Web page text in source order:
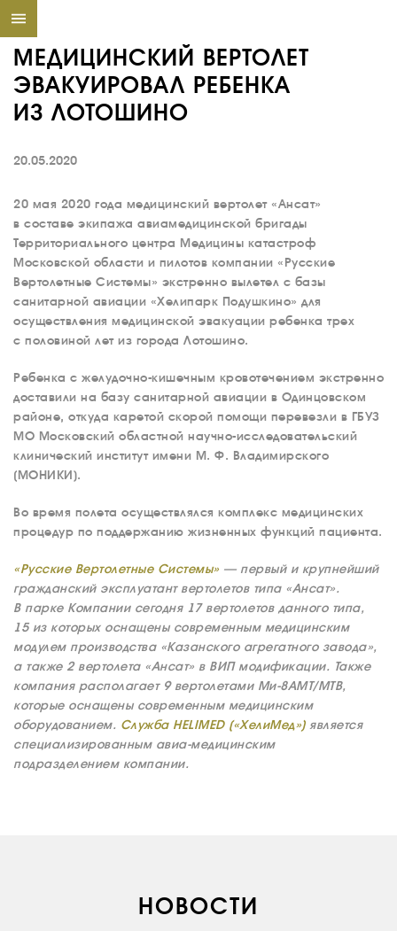
МЕДИЦИНСКИЙ ВЕРТОЛЕТ
ЭВАКУИРОВАЛ РЕБЕНКА
ИЗ ЛОТОШИНО
20.05.2020
20 мая 2020 года медицинский вертолет «Ансат»
в составе экипажа авиамедицинской бригады
Территориального центра Медицины катастроф
Московской области и пилотов компании «Русские
Вертолетные Системы» экстренно вылетел с базы
санитарной авиации «Хелипарк Подушкино» для
осуществления медицинской эвакуации ребенка трех
с половиной лет из города Лотошино.
Ребенка с желудочно-кишечным кровотечением экстренно
доставили на базу санитарной авиации в Одинцовском
районе, откуда каретой скорой помощи перевезли в ГБУЗ
МО Московский областной научно-исследовательский
клинический институт имени М. Ф. Владимирского
(МОНИКИ).
Во время полета осуществлялся комплекс медицинских
процедур по поддержанию жизненных функций пациента.
«Русские Вертолетные Системы» — первый и крупнейший
гражданский эксплуатант вертолетов типа «Ансат».
В парке Компании сегодня 17 вертолетов данного типа,
15 из которых оснащены современным медицинским
модулем производства «Казанского агрегатного завода»,
а также 2 вертолета «Ансат» в ВИП модификации. Также
компания располагает 9 вертолетами Ми-8АМТ/МТВ,
которые оснащены современным медицинским
оборудованием. Служба HELIMED («ХелиМед»)является
специализированным авиа-медицинским
подразделением компании.
НОВОСТИ